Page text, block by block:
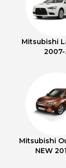
Mitsubishi
2007-
Mitsubishi
NEW